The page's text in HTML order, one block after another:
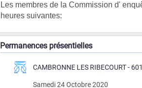
Les membres de la Commission d'
heures suivantes:
Permanences présentielles
CAMBRONNE LES RIBECOURT -
Samedi 24 Octobre 2020